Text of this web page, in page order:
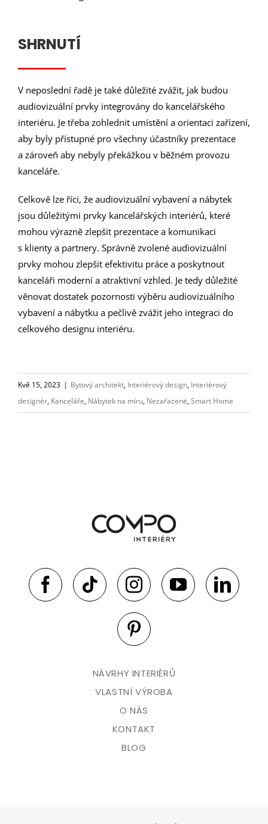
SHRNUTÍ
V neposlední řadě je také důležité zvážit, jak budou
audiovizuální prvky integrovány do kancelářského
interiéru. Je třeba zohlednit umístění a orientaci zařízení,
aby byly přístupné pro všechny účastníky prezentace
a zároveň aby nebyly překážkou v běžném provozu
kanceláře.
Celkově lze říci, že audiovizuální vybavení a nábytek
jsou důležitými prvky kancelářských interiérů, které
mohou výrazně zlepšit prezentace a komunikaci
s klienty a partnery. Správně zvolené audiovizuální
prvky mohou zlepšit efektivitu práce a poskytnout
kanceláři moderní a atraktivní vzhled. Je tedy důležité
věnovat dostatek pozornosti výběru audiovizuálního
vybavení a nábytku a pečlivě zvážit jeho integraci do
celkového designu interiéru.
Kvě 15, 2023 | Bytový architekt, Interiérový design, Interiérový
designér, Kanceláře, Nábytek na míru, Nezařazené,Smart Home
NÁVRHY INTERIÉRŮ
VLASTNÍ VÝROBA
O NÁS
KONTAKT
BLOG